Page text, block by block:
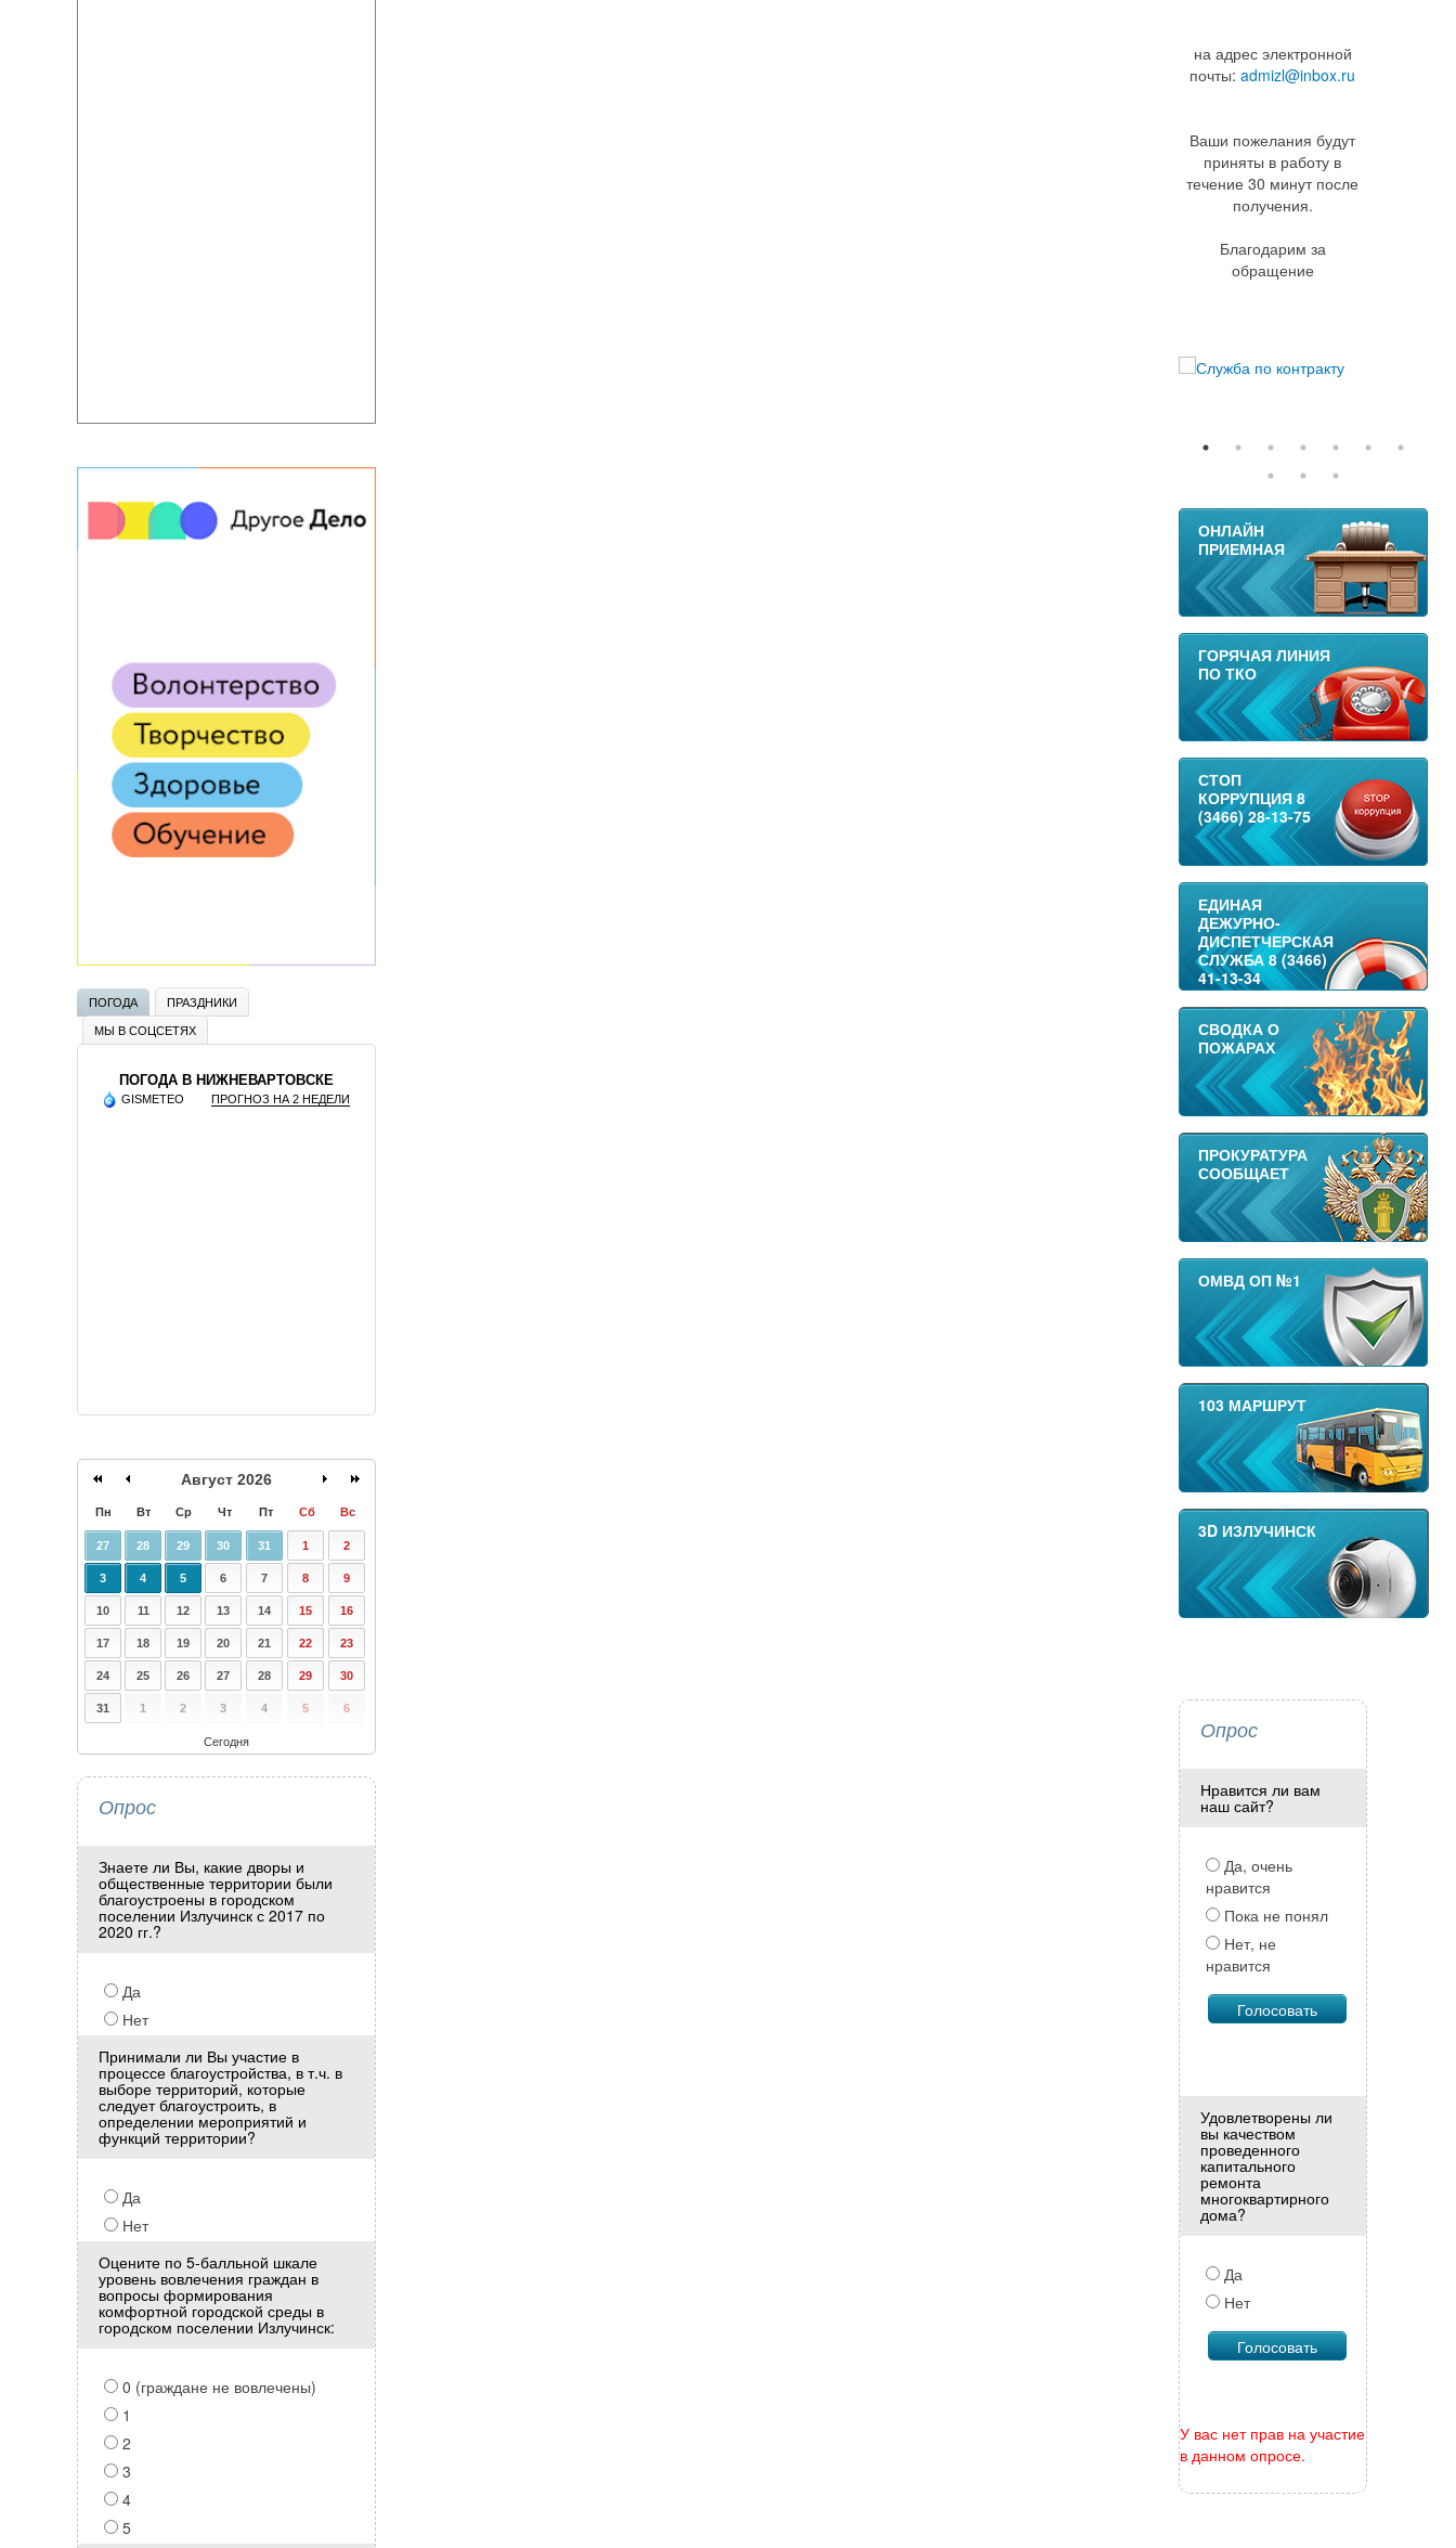
ПОГОДА
ПРАЗДНИКИ
МЫ В СОЦСЕТЯХ
ПОГОДА В НИЖНЕВАРТОВСКЕ
GISMETEO ПРОГНОЗ НА 2 НЕДЕЛИ
Август 2026
Пн Вт Ср Чт Пт Сб Вс
27 28 29 30 31 1 2
3 4 5 6 7 8 9
10 11 12 13 14 15 16
17 18 19 20 21 22 23
24 25 26 27 28 29 30
31 1 2 3 4 5 6
Сегодня
Опрос
Знаете ли Вы, какие дворы и
общественные территории были
благоустроены в городском
поселении Излучинск с 2017 по
2020 гг.?
Да
Нет
Принимали ли Вы участие в
процессе благоустройства, в т.ч. в
выборе территорий, которые
следует благоустроить, в
определении мероприятий и
функций территории?
Да
Нет
Оцените по 5-балльной шкале
уровень вовлечения граждан в
вопросы формирования
комфортной городской среды в
городском поселении Излучинск:
0 (граждане не вовлечены)
1
2
3
4
5
на адрес электронной
почты:admizl@inbox.ru
Ваши пожелания будут
приняты в работу в
течение 30 минут после
получения.
Благодарим за
обращение
11
ОНЛАЙН
ПРИЕМНАЯ
ГОРЯЧАЯ ЛИНИЯ
ПО ТКО
СТОП
КОРРУПЦИЯ 8
(3466) 28-13-75
ЕДИНАЯ
ДЕЖУРНО-
ДИСПЕТЧЕРСКАЯ
СЛУЖБА 8 (3466)
41-13-34
СВОДКА О
ПОЖАРАХ
ПРОКУРАТУРА
СООБЩАЕТ
ОМВД ОП №1
103 МАРШРУТ
3D ИЗЛУЧИНСК
Опрос
Нравится ли вам
наш сайт?
Да, очень
нравится
Пока не понял
Нет, не
нравится
Удовлетворены ли
вы качеством
проведенного
капитального
ремонта
многоквартирного
дома?
Да
Нет
У вас нет прав на участие
в данном опросе.